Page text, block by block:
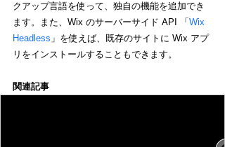
クアップ言語を使って、独自の機能を追加でき
ます。また、Wix のサーバーサイド API 「 Wix
Headless 」を使えば、既存のサイトに Wix アプ
リをインストールすることもできます。
関連記事